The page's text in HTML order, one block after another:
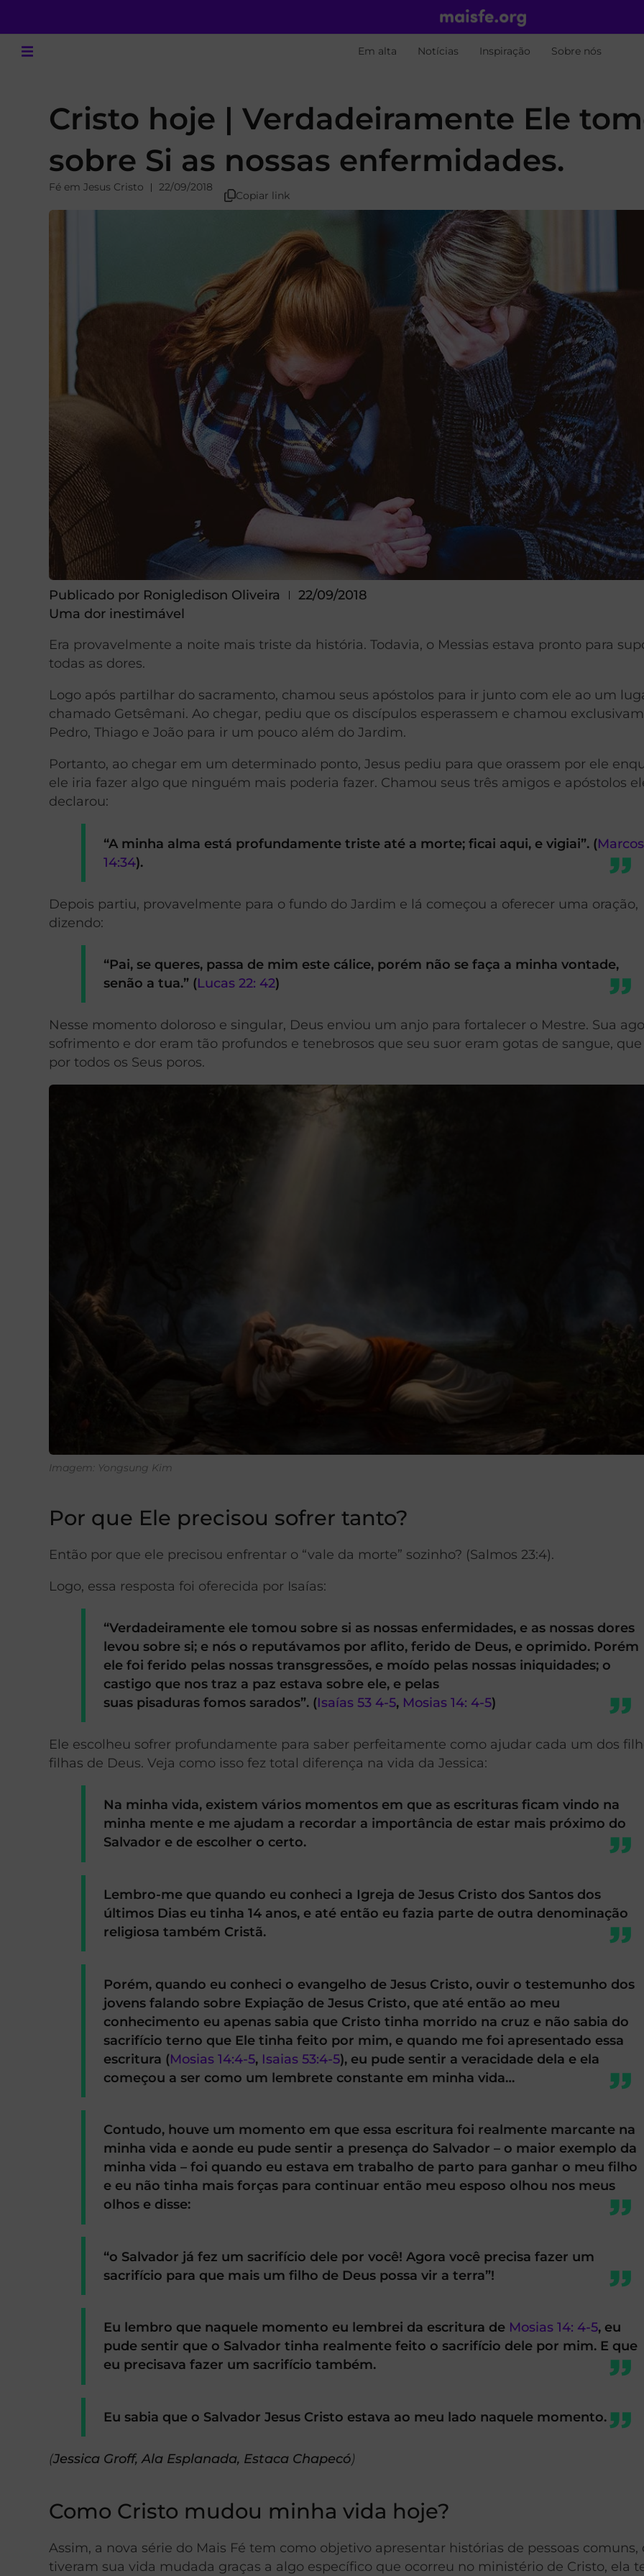
Em alta Notícias Inspiração Sobre nós
Cristo hoje | Verdadeiramente Ele
sobre Si as nossas enfermidades.
Fé em Jesus Cristo 22/09/2018
Copiar link
Publicado por Ronigledison Oliveira
22/09/2018
Uma dor inestimável
Era provavelmente a noite mais triste da história. Todavia, o Messias estava pronto para
todas as dores.
Logo após partilhar do sacramento, chamou seus apóstolos para ir junto com ele ao um
chamado Getsêmani. Ao chegar, pediu que os discípulos esperassem e chamou
Pedro, Thiago e João para ir um pouco além do Jardim.
Portanto, ao chegar em um determinado ponto, Jesus pediu para que orassem por ele
ele iria fazer algo que ninguém mais poderia fazer. Chamou seus três amigos e apóstolos
declarou:
“A minha alma está profundamente triste até a morte; ficai aqui, e vigiai”. (Marcos
14:34).
Depois partiu, provavelmente para o fundo do Jardim e lá começou a oferecer uma oração,
dizendo:
“Pai, se queres, passa de mim este cálice, porém não se faça a minha vontade,
senão a tua.” (Lucas 22: 42)
Nesse momento doloroso e singular, Deus enviou um anjo para fortalecer o Mestre. Sua
sofrimento e dor eram tão profundos e tenebrosos que seu suor eram gotas de sangue,
por todos os Seus poros.
Imagem: Yongsung Kim
Por que Ele precisou sofrer tanto?
Então por que ele precisou enfrentar o “vale da morte” sozinho? (Salmos 23:4).
Logo, essa resposta foi oferecida por Isaías:
“Verdadeiramente ele tomou sobre si as nossas enfermidades, e as nossas dores
levou sobre si; e nós o reputávamos por aflito, ferido de Deus, e oprimido. Porém
ele foi ferido pelas nossas transgressões, e moído pelas nossas iniquidades; o
castigo que nos traz a paz estava sobre ele, e pelas
suas pisaduras fomos sarados”. (Isaías 53 4-5, Mosias 14: 4-5)
Ele escolheu sofrer profundamente para saber perfeitamente como ajudar cada um dos
filhas de Deus. Veja como isso fez total diferença na vida da Jessica:
Na minha vida, existem vários momentos em que as escrituras ficam vindo na
minha mente e me ajudam a recordar a importância de estar mais próximo do
Salvador e de escolher o certo.
Lembro-me que quando eu conheci a Igreja de Jesus Cristo dos Santos dos
últimos Dias eu tinha 14 anos, e até então eu fazia parte de outra denominação
religiosa também Cristã.
Porém, quando eu conheci o evangelho de Jesus Cristo, ouvir o testemunho dos
jovens falando sobre Expiação de Jesus Cristo, que até então ao meu
conhecimento eu apenas sabia que Cristo tinha morrido na cruz e não sabia do
sacrifício terno que Ele tinha feito por mim, e quando me foi apresentado essa
escritura (Mosias 14:4-5, Isaias 53:4-5), eu pude sentir a veracidade dela e ela
começou a ser como um lembrete constante em minha vida…
Contudo, houve um momento em que essa escritura foi realmente marcante na
minha vida e aonde eu pude sentir a presença do Salvador – o maior exemplo da
minha vida – foi quando eu estava em trabalho de parto para ganhar o meu filho
e eu não tinha mais forças para continuar então meu esposo olhou nos meus
olhos e disse:
“o Salvador já fez um sacrifício dele por você! Agora você precisa fazer um
sacrifício para que mais um filho de Deus possa vir a terra”!
Eu lembro que naquele momento eu lembrei da escritura de Mosias 14: 4-5, eu
pude sentir que o Salvador tinha realmente feito o sacrifício dele por mim. E que
eu precisava fazer um sacrifício também.
Eu sabia que o Salvador Jesus Cristo estava ao meu lado naquele momento.
(Jessica Groff, Ala Esplanada, Estaca Chapecó)
Como Cristo mudou minha vida hoje?
Assim, a nova série do Mais Fé tem como objetivo apresentar histórias de pessoas comuns,
tiveram sua vida mudada graças a algo específico que ocorreu no ministério de Cristo, ela